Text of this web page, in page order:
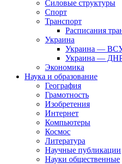
Силовые структуры
Спорт
Транспорт
Расписания
Украина
Украина —
Украина —
Экономика
Наука и образование
География
Грамотность
Изобретения
Интернет
Компьютеры
Космос
Литература
Научные публикации
Науки общественные